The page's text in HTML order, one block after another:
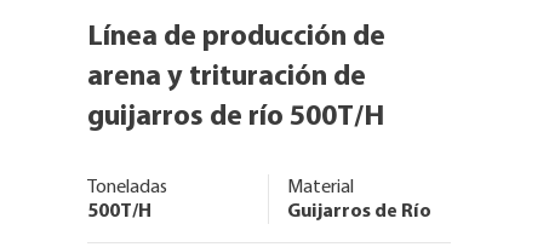
Línea de producción de
arena y trituración de
guijarros de río 500T/H
Toneladas
500T/H
Material
Guijarros de Río